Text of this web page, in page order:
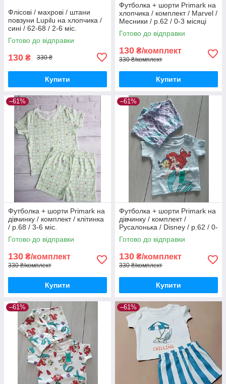
Флісові / махрові / штани
повзуни Lupilu на хлопчика /
сині / 62-68 / 2-6 міс.
Готово до відправки
130 ₴ 330 ₴
Купити
Футболка + шорти Primark на
хлопчика / комплект / Marvel /
Месники / р.62 / 0-3 місяці
(більшомір)
Готово до відправки
130 ₴/комплект
330 ₴/комплект
Купити
–61%
Футболка + шорти Primark на
дівчинку / комплект / клітинка
/ р.68 / 3-6 міс.
Готово до відправки
130 ₴/комплект
330 ₴/комплект
Купити
–61%
Футболка + шорти Primark на
дівчинку / комплект /
Русалонька / Disney / р.62 / 0-
3 місяці / більшомір
Готово до відправки
130 ₴/комплект
330 ₴/комплект
Купити
–61% –61%